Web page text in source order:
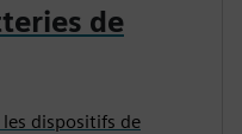
de
dispositifs de